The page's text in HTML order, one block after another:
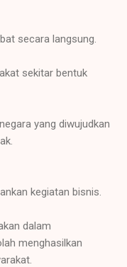
secara langsung.
sekitar bentuk
yang diwujudkan
kegiatan bisnis.
dalam
menghasilkan